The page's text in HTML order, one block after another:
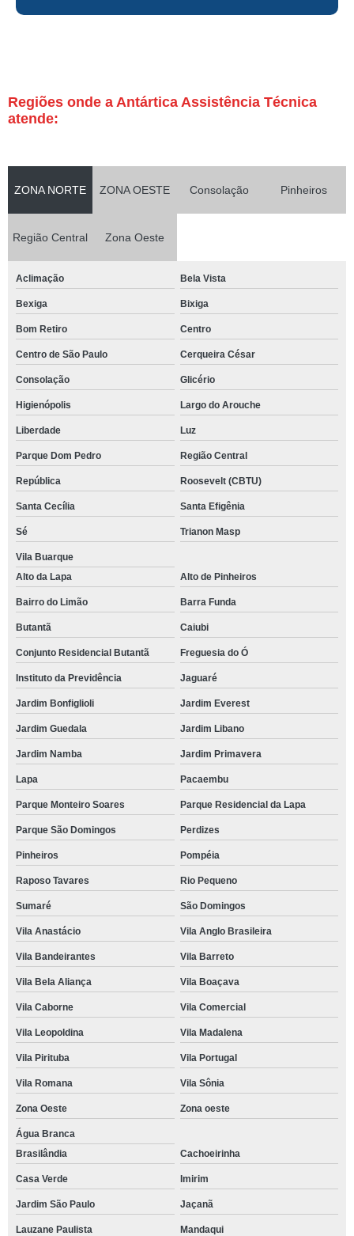
Regiões onde a Antártica Assistência Técnica
atende:
ZONA NORTE ZONA OESTE Consolação Pinheiros
Região Central Zona Oeste
Aclimação Bela Vista
Bexiga Bixiga
Bom Retiro Centro
Centro de São Paulo Cerqueira César
Consolação Glicério
Higienópolis Largo do Arouche
Liberdade Luz
Parque Dom Pedro Região Central
República Roosevelt (CBTU)
Santa Cecília Santa Efigênia
Sé Trianon Masp
Vila Buarque
Alto da Lapa
Alto de Pinheiros
Bairro do Limão Barra Funda
Butantã Caiubi
Conjunto Residencial Butantã Freguesia do Ó
Instituto da Previdência Jaguaré
Jardim Bonfiglioli Jardim Everest
Jardim Guedala Jardim Libano
Jardim Namba Jardim Primavera
Lapa Pacaembu
Parque Monteiro Soares Parque Residencial da Lapa
Parque São Domingos Perdizes
Pinheiros Pompéia
Raposo Tavares Rio Pequeno
Sumaré São Domingos
Vila Anastácio Vila Anglo Brasileira
Vila Bandeirantes Vila Barreto
Vila Bela Aliança Vila Boaçava
Vila Caborne Vila Comercial
Vila Leopoldina Vila Madalena
Vila Pirituba Vila Portugal
Vila Romana Vila Sônia
Zona Oeste Zona oeste
Água Branca
Brasilândia
Cachoeirinha
Casa Verde Imirim
Jardim São Paulo Jaçanã
Lauzane Paulista Mandaqui